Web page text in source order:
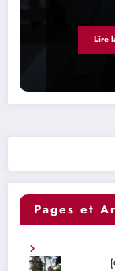
Lire
Pages et